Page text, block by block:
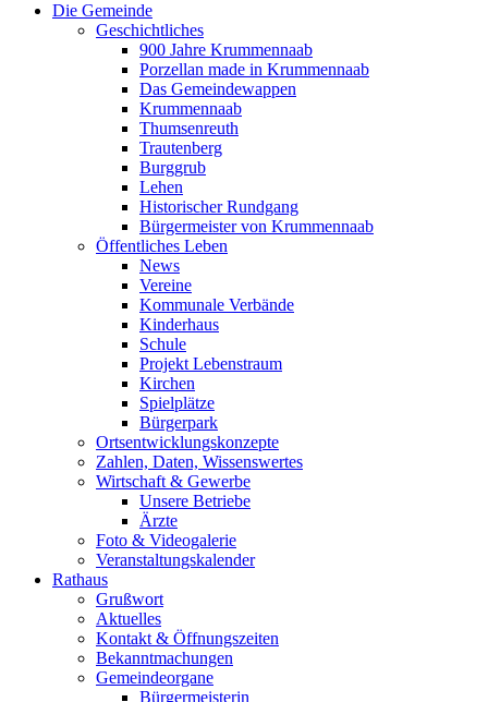
Die Gemeinde
Geschichtliches
900 Jahre Krummennaab
Porzellan made in Krummennaab
Das Gemeindewappen
Krummennaab
Thumsenreuth
Trautenberg
Burggrub
Lehen
Historischer Rundgang
Bürgermeister von Krummennaab
Öffentliches Leben
News
Vereine
Kommunale Verbände
Kinderhaus
Schule
Projekt Lebenstraum
Kirchen
Spielplätze
Bürgerpark
Ortsentwicklungskonzepte
Zahlen, Daten, Wissenswertes
Wirtschaft & Gewerbe
Unsere Betriebe
Ärzte
Foto & Videogalerie
Veranstaltungskalender
Rathaus
Grußwort
Aktuelles
Kontakt & Öffnungszeiten
Bekanntmachungen
Gemeindeorgane
Bürgermeisterin